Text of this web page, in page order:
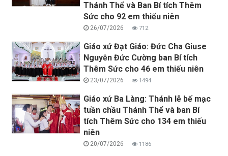
Thánh Thể và Ban Bí tích Thêm
Sức cho 92 em thiếu niên
26/07/2026 712
Giáo xứ Đạt Giáo: Đức Cha Giuse
Nguyễn Đức Cường ban Bí tích
Thêm Sức cho 46 em thiếu niên
23/07/2026 1494
Giáo xứ Ba Làng: Thánh lễ bế mạc
tuần chầu Thánh Thể và ban Bí
tích Thêm Sức cho 134 em thiếu
niên
20/07/2026 1186